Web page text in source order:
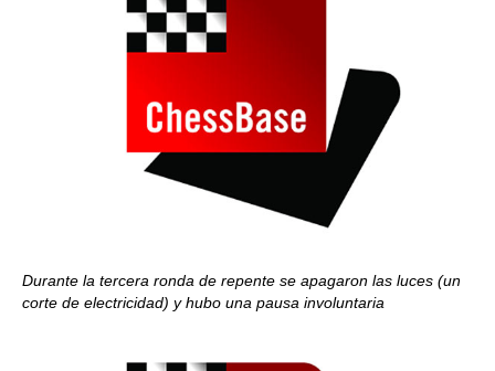
Durante la tercera ronda de repente se apagaron las luces (un
corte de electricidad) y hubo una pausa involuntaria